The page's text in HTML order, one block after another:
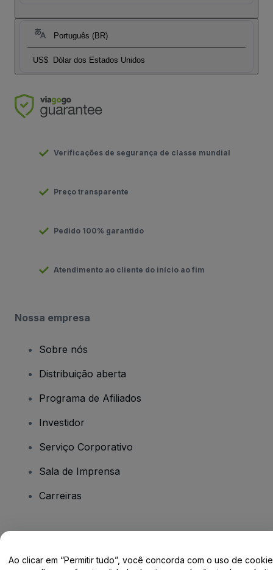
Português (BR)
US$ Dólar dos Estados Unidos
Verificações de segurança de classe mundial
Preço transparente
Pedido 100% garantido
Atendimento ao cliente do início ao fim
Nossa empresa
Sobre nós
Distribuição aberta
Programa de Afiliados
Investidor
Serviço Corporativo
Sala de Imprensa
Carreiras
Ao clicar em “Permitir tudo”, você concorda com o uso de